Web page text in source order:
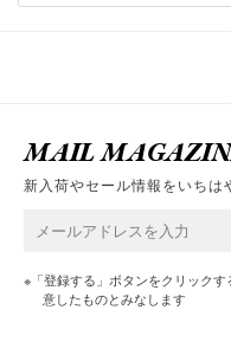
MAIL
新入荷やセール情報をいちは
※「登録する」ボタンをクリックす
意したものとみなします